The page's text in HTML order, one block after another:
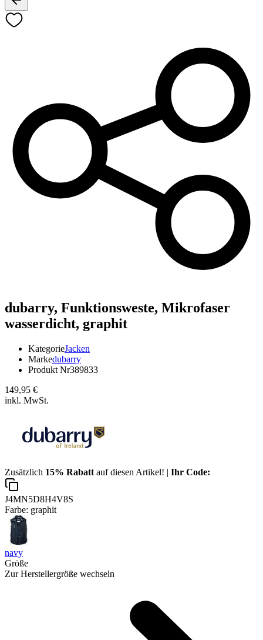
dubarry, Funktionsweste, Mikrofaser
wasserdicht, graphit
KategorieJacken
Markedubarry
Produkt Nr389833
149,95 €
inkl. MwSt.
Zusätzlich 15% Rabatt auf diesen Artikel! | Ihr Code:
J4MN5D8H4V8S
Farbe: graphit
navy
Größe
Zur Herstellergröße wechseln